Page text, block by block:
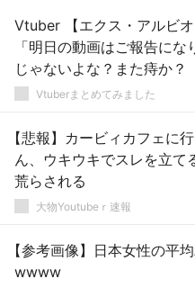
Vtuber 【エクス・アルビ
「明日の動画はご報告に
じゃないよな？また痔か？
Vtuberまとめてみました
【悲報】カービィカフェに
ん、ウキウキでスレを立て
荒らされる
大物Youtubeｒ速報
【参考画像】日本女性の平
wwww